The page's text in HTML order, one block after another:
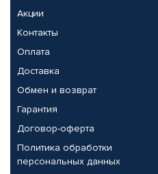
Акции
Контакты
Оплата
Доставка
Обмен и возврат
Гарантия
Договор-оферта
Политика обработки
персональных данных